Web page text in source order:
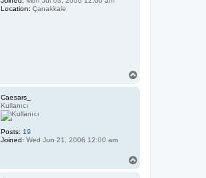
Location: Çanakkale
Caesars_
Kullanıcı
Posts: 19
Joined: Wed Jun 21, 2006 12:00 am